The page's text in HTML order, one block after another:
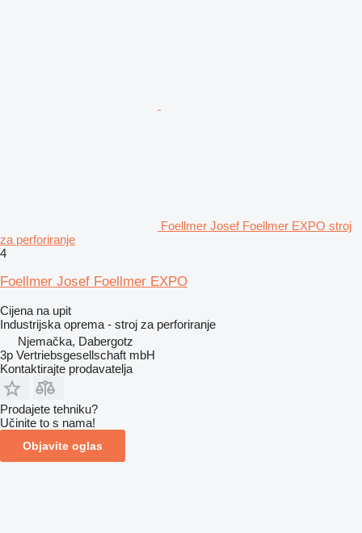
Foellmer Josef Foellmer EXPO stroj
za perforiranje
4
Foellmer Josef Foellmer EXPO
Cijena na upit
Industrijska oprema - stroj za perforiranje
Njemačka, Dabergotz
3p Vertriebsgesellschaft mbH
Kontaktirajte prodavatelja
Prodajete tehniku?
Učinite to s nama!
Objavite oglas